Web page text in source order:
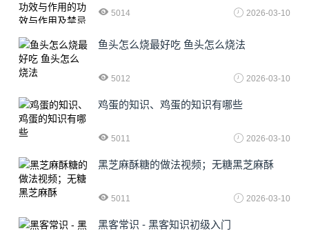
5014 2026-03-10
鱼头怎么烧最好吃 鱼头怎么烧法
5012 2026-03-10
鸡蛋的知识、鸡蛋的知识有哪些
5011 2026-03-10
黑芝麻酥糖的做法视频；无糖黑芝麻酥
5011 2026-03-10
黑客常识 - 黑客知识初级入门